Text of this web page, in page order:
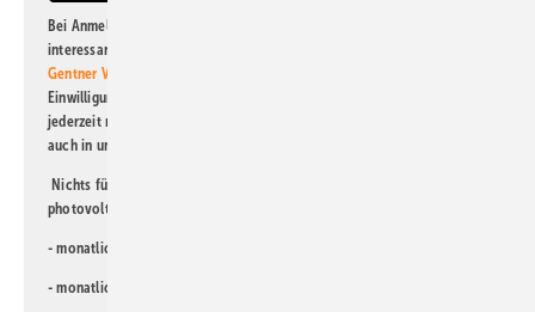
Bei Anmeldung zu diesem Newsletter bin ich damit einverstanden, über
interessante Verlags- und Online-Angebote
Gentner Verlag GmbH & Co. KG
Einwilligung kann ich jederzeit widerrufen und eine Abmeldung ist
jederzeit möglich. Informationen zum Umgang mit Daten finden Sie
auch in unserer
Nichts für Sie dabei? Dann lesen Sie doch einen unserer weiteren
photovoltaik-Newsletter!
- monatlicher
- monatlicher